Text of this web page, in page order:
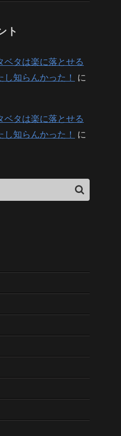
ト
ベタは楽に落とせる
知らんかった！
に
ベタは楽に落とせる
知らんかった！
に